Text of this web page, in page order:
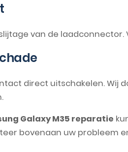
van de
direct uitschakelen. Wij
Galaxy M35 reparatie
bovenaan uw probleem